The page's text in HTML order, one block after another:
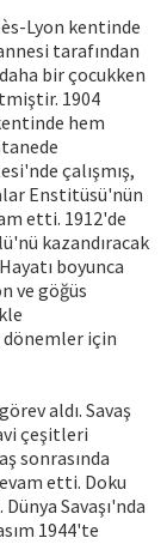
Lyon kentinde
tarafından
bir çocukken
1904
hem
çalışmış,
Enstitüsü'nün
etti. 1912'de
kazandıracak
boyunca
ve göğüs
dönemler için
aldı. Savaş
çeşitleri
sonrasında
etti. Doku
Savaşı'nda
1944'te